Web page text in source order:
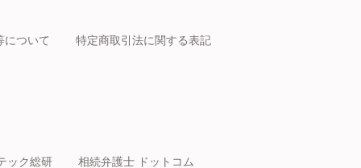
について 特定商取引法に関する表記
ック総研 相続弁護士 ドットコム